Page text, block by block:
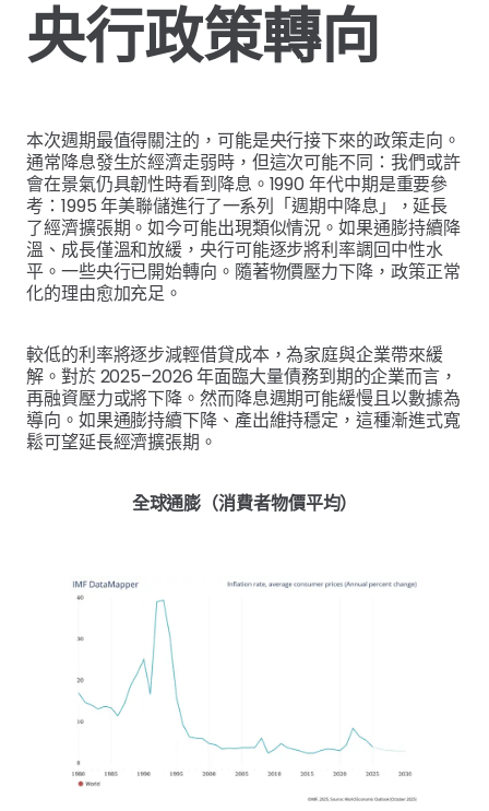
央行政策轉向
本次週期最值得關注的，可能是央行接下來的政策走向。
通常降息發生於經濟走弱時，但這次可能不同：我們或許
會在景氣仍具韌性時看到降息。1990 年代中期是重要參
考：1995 年美聯儲進行了一系列「週期中降息」，延長
了經濟擴張期。如今可能出現類似情況。如果通膨持續降
溫、成長僅溫和放緩，央行可能逐步將利率調回中性水
平。一些央行已開始轉向。隨著物價壓力下降，政策正常
化的理由愈加充足。
較低的利率將逐步減輕借貸成本，為家庭與企業帶來緩
解。對於 2025–2026 年面臨大量債務到期的企業而言，
再融資壓力或將下降。然而降息週期可能緩慢且以數據為
導向。如果通膨持續下降、產出維持穩定，這種漸進式寬
鬆可望延長經濟擴張期。
全球通膨（消費者物價平均）